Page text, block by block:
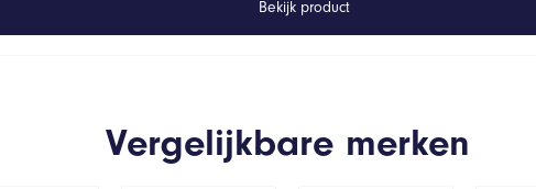
Bekijk product
Vergelijkbare merken